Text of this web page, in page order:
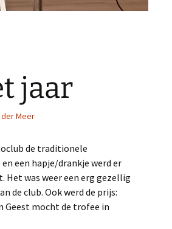
jaar
Meer
de traditionele
een hapje/drankje werd er
was weer een erg gezellig
de club. Ook werd de prijs:
Geest mocht de trofee in